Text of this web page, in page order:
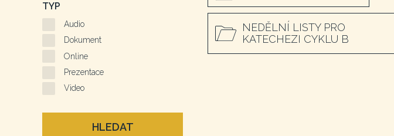
NEDĚLNÍ LISTY PRO
KATECHEZI CYKLU B
TYP
Audio
Dokument
Online
Prezentace
Video
HLEDAT